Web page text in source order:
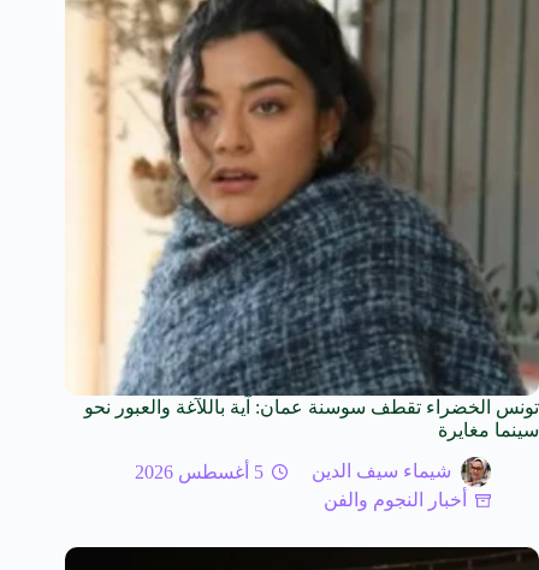
تونس الخضراء تقطف سوسنة عمان: آية باللآغة والعبور نحو
سينما مغايرة
شيماء سيف الدين
5 أغسطس 2026
أخبار النجوم والفن